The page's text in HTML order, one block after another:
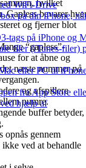
WiFi-Drive
på din iPhone,
tags på iPhone og
filer (iTunes-filer)
eller PC til
fra App Store
hjælp af
hvilket
Gapless bevarer
og fjerner blot
“gapless”-
for at åbne og
næste nummerpå
og afspillere
numre.
buffer betyder,
gennem
ved at behandle